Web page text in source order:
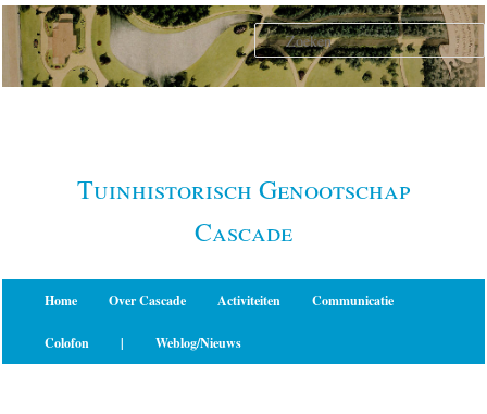
Spring
naar
primaire
Tuinhistorisch Genootschap
Cascade
Home Over Cascade Activiteiten Communicatie
Colofon | Weblog/Nieuws